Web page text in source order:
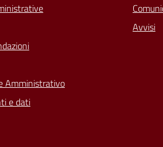
Amministrativo
e dati
Avvisi